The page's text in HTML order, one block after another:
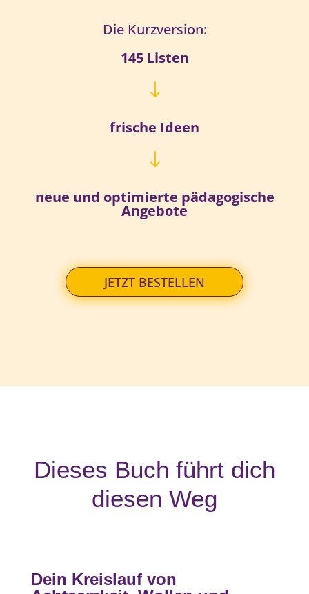
Die Kurzversion:
145 Listen
"
frische Ideen
"
neue und optimierte pädagogische
Angebote
JETZT BESTELLEN
Dieses Buch führt dich
diesen Weg
Dein Kreislauf von